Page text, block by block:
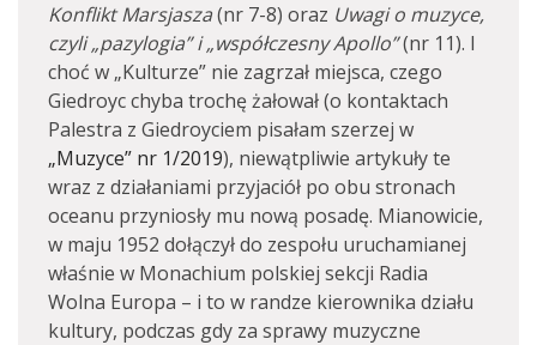
Konflikt Marsjasza(nr 7-8) oraz Uwagi o muzyce,
czyli „pazylogia” i „współczesny Apollo”(nr 11). I
choć w „Kulturze” nie zagrzał miejsca, czego
Giedroyc chyba trochę żałował (o kontaktach
Palestra z Giedroyciem pisałam szerzej w
„Muzyce” nr 1/2019), niewątpliwie artykuły te
wraz z działaniami przyjaciół po obu stronach
oceanu przyniosły mu nową posadę. Mianowicie,
w maju 1952 dołączył do zespołu uruchamianej
właśnie w Monachium polskiej sekcji Radia
Wolna Europa – i to w randze kierownika działu
kultury, podczas gdy za sprawy muzyczne